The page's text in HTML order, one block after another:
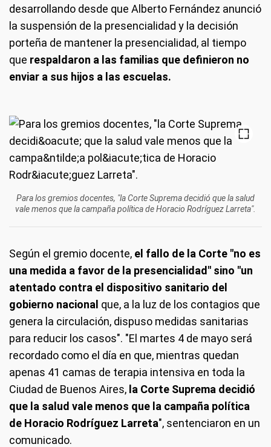
desarrollando desde que Alberto Fernández anunció
la suspensión de la presencialidad y la decisión
porteña de mantener la presencialidad, al tiempo
que respaldaron a las familias que definieron no
enviar a sus hijos a las escuelas.
Para los gremios docentes, "la Corte Suprema decidió que la salud
vale menos que la campaña política de Horacio Rodríguez Larreta".
Según el gremio docente, el fallo de la Corte "no es
una medida a favor de la presencialidad" sino "un
atentado contra el dispositivo sanitario del
gobierno nacional que, a la luz de los contagios que
genera la circulación, dispuso medidas sanitarias
para reducir los casos". "El martes 4 de mayo será
recordado como el día en que, mientras quedan
apenas 41 camas de terapia intensiva en toda la
Ciudad de Buenos Aires, la Corte Suprema decidió
que la salud vale menos que la campaña política
de Horacio Rodríguez Larreta", sentenciaron en un
comunicado.